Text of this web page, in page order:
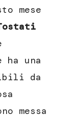
mese
ha una
da
messa